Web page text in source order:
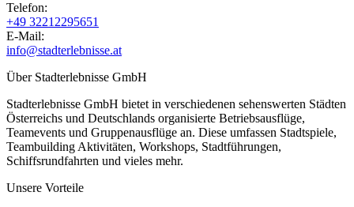
Telefon:
+49 32212295651
E-Mail:
info@stadterlebnisse.at
Über Stadterlebnisse GmbH
Stadterlebnisse GmbH bietet in verschiedenen sehenswerten Städten
Österreichs und Deutschlands organisierte Betriebsausflüge,
Teamevents und Gruppenausflüge an. Diese umfassen Stadtspiele,
Teambuilding Aktivitäten, Workshops, Stadtführungen,
Schiffsrundfahrten und vieles mehr.
Unsere Vorteile